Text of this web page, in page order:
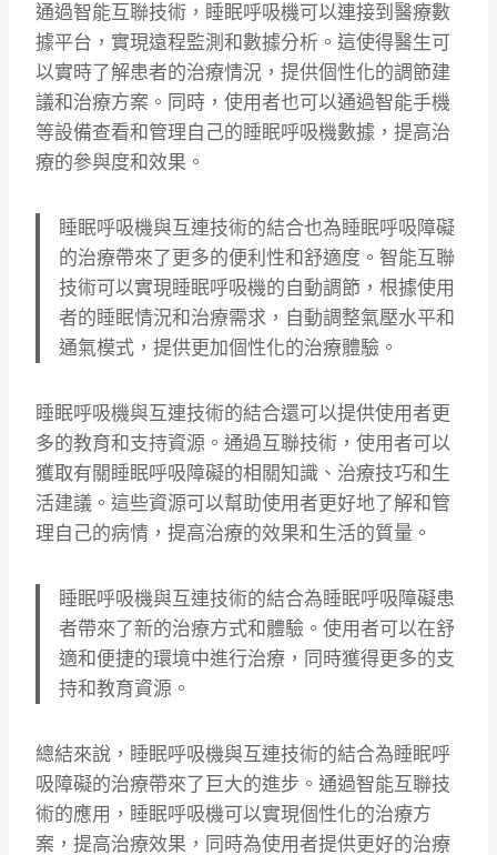
通過智能互聯技術，睡眠呼吸機可以連接到醫療數
據平台，實現遠程監測和數據分析。這使得醫生可
以實時了解患者的治療情況，提供個性化的調節建
議和治療方案。同時，使用者也可以通過智能手機
等設備查看和管理自己的睡眠呼吸機數據，提高治
療的參與度和效果。
睡眠呼吸機與互連技術的結合也為睡眠呼吸障礙
的治療帶來了更多的便利性和舒適度。智能互聯
技術可以實現睡眠呼吸機的自動調節，根據使用
者的睡眠情況和治療需求，自動調整氣壓水平和
通氣模式，提供更加個性化的治療體驗。
睡眠呼吸機與互連技術的結合還可以提供使用者更
多的教育和支持資源。通過互聯技術，使用者可以
獲取有關睡眠呼吸障礙的相關知識、治療技巧和生
活建議。這些資源可以幫助使用者更好地了解和管
理自己的病情，提高治療的效果和生活的質量。
睡眠呼吸機與互連技術的結合為睡眠呼吸障礙患
者帶來了新的治療方式和體驗。使用者可以在舒
適和便捷的環境中進行治療，同時獲得更多的支
持和教育資源。
總結來說，睡眠呼吸機與互連技術的結合為睡眠呼
吸障礙的治療帶來了巨大的進步。通過智能互聯技
術的應用，睡眠呼吸機可以實現個性化的治療方
案，提高治療效果，同時為使用者提供更好的治療